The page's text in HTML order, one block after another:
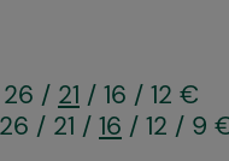
/ 21 / 16 / 12 €
26 / 21 / 16 / 12 / 9